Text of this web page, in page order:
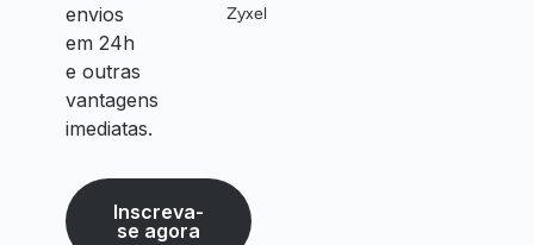
envios
em 24h
e outras
vantagens
imediatas.
Inscreva-
se agora
Zyxel